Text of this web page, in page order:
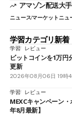
アマゾン配送大
ニュースマーケットニュ
学習カテゴリ新着
学習 レビュー
ビットコインを1万円
更新
2026年08月06日 19時
学習 レビュー
MEXCキャンペーン
年8月最新】